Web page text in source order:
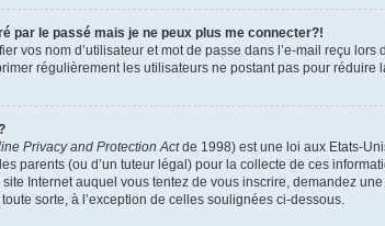
par le passé mais je ne peux plus me connecter?!
vos nom d’utilisateur et mot de passe dans l’e-mail reçu
régulièrement les utilisateurs ne postant pas pour
Privacy and Protection Actde 1998) est une loi aux Etats-
parents (ou d’un tuteur légal) pour la collecte de ces
Internet auquel vous tentez de vous inscrire, demandez
sorte, à l’exception de celles soulignées ci-dessous.